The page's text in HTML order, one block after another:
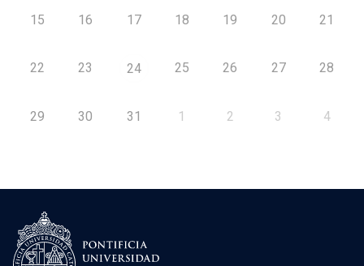
15 16 17 18 19 20 21
22 23 24 25 26 27 28
29 30 31 1 2 3 4